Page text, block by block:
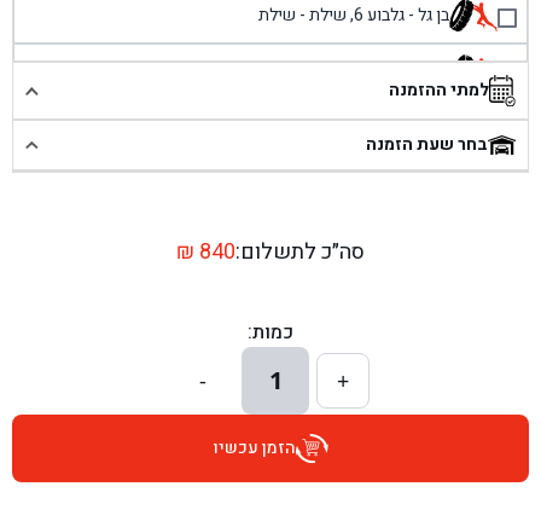
בן גל - גלבוע 6, שילת - שילת
בן גל - פוריידיס, כניסה צפונית מול כביש 4 - פרדיס
בן גל - שכונת אזור תעשייה זעירה, עיילבון - עיילבון
בן גל - דרך השבעה 20, אזור - אזור
בן גל - הרצל 6, גדרה - גדרה
בן גל - שדרות דוד בן גוריון 8, באר שבע - באר שבע
למתי ההזמנה
בחר שעת הזמנה
סה״כ לתשלום: ₪ 840
כמות:
+
1
-
הזמן עכשיו